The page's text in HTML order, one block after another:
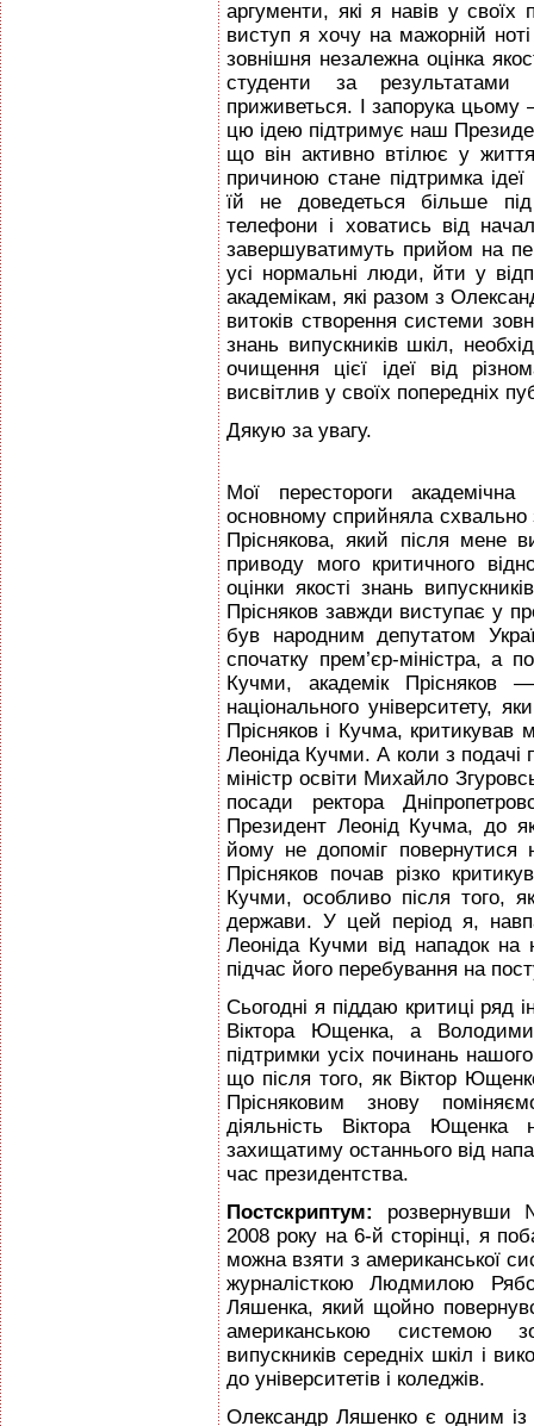
аргументи, які я навів у своїх
виступ я хочу на мажорній
зовнішня незалежна оцінка
студенти за
приживеться. І запорука
цю ідею підтримує наш
що він активно втілює у
причиною стане підтримка
їй не доведеться більше
телефони і ховатись від
завершуватимуть прийом на
усі нормальні люди, йти у
академікам, які разом з
витоків створення системи
знань випускників шкіл,
очищення цієї ідеї від
висвітлив у своїх попередніх
Дякую за увагу.
Мої перестороги
основному сприйняла
Пріснякова, який після мене
приводу мого критичного
оцінки якості знань
Прісняков завжди виступає у
був народним депутатом
спочатку прем’єр-міністра, а
Кучми, академік Прісняков
національного університету,
Прісняков і Кучма,
Леоніда Кучми. А коли з подачі
міністр освіти Михайло
посади ректора
Президент Леонід Кучма, до
йому не допоміг повернутися
Прісняков почав різко
Кучми, особливо після того,
держави. У цей період я,
Леоніда Кучми від нападок
підчас його перебування на
Сьогодні я піддаю критиці ряд
Віктора Ющенка, а
підтримки усіх починань
що після того, як Віктор
Прісняковим знову
діяльність Віктора
захищатиму останнього від
час президентства.
Постскриптум:
розвернувши
2008 року на 6-й сторінці, я
можна взяти з американської
журналісткою Людмилою
Ляшенка, який щойно
американською системою
випускників середніх шкіл і
до університетів і коледжів.
Олександр Ляшенко є одним із